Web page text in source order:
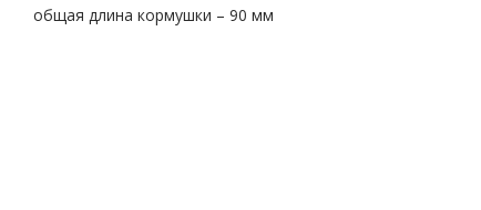
общая длина кормушки – 90 мм